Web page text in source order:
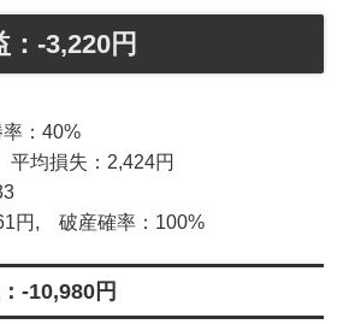
-3,220円
：40%
均損失：2,424円
円, 破産確率：100%
-10,980円